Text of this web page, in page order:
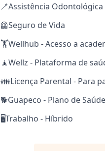
🪥Assistência Odontológica
🦺Seguro de Vida
🏋️Wellhub - Acesso a
🧘Wellz - Plataforma de
👪Licença Parental - Para
🐕Guapeco - Plano de
🖥️Trabalho - Híbrido